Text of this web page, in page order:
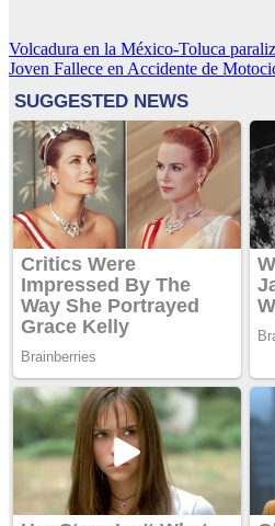
Navegación
de
entradas
Volcadura en la México-Toluca
Joven Fallece en Accidente de